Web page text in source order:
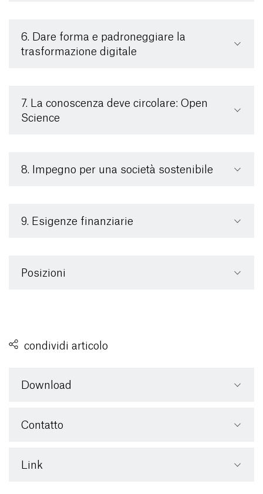
6. Dare forma e padroneggiare la
trasformazione digitale
7. La conoscenza deve circolare: Open
Science
8. Impegno per una società sostenibile
9. Esigenze finanziarie
Posizioni
condividi articolo
Download
Contatto
Link